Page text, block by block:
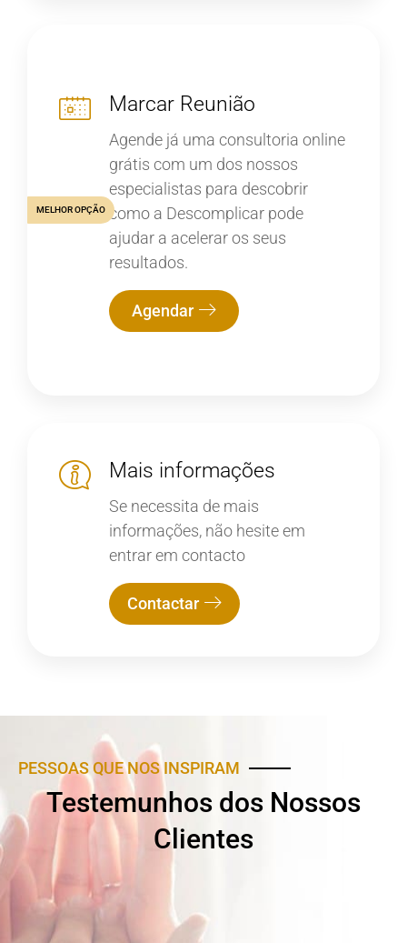
Marcar Reunião
Agende já uma consultoria online
grátis com um dos nossos
especialistas para descobrir
como a Descomplicar pode
ajudar a acelerar os seus
resultados.
Agendar
MELHOR OPÇÃO
Mais informações
Se necessita de mais
informações, não hesite em
entrar em contacto
Contactar
PESSOAS QUE NOS INSPIRAM
Testemunhos dos Nossos
Clientes